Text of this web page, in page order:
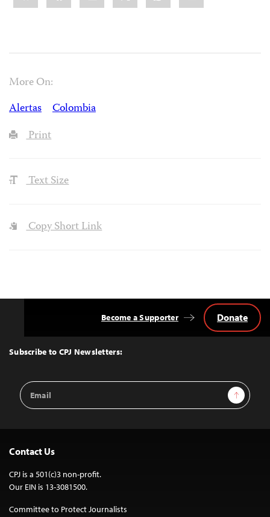
More On:
Alertas
Colombia
Print
Text Size
Copy Short Link
Top
Subscribe to CPJ Newsletters:
Email
Address
Sign Up
Become a Supporter Donate
Contact Us
CPJ is a 501(c)3 non-profit.
Our EIN is 13-3081500.
Committee to Protect Journalists